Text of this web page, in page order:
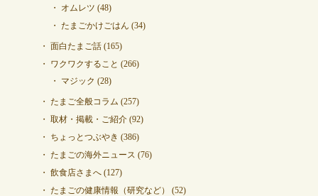
オムレツ (48)
たまごかけごはん (34)
面白たまご話(165)
ワクワクすること (266)
マジック (28)
たまご全般コラム (257)
取材・掲載・ご紹介(92)
ちょっとつぶやき (386)
たまごの海外ニュース (76)
飲食店さまへ(127)
たまごの健康情報（研究など）
(52)